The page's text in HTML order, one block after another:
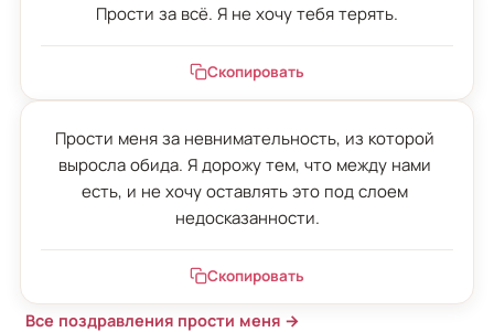
Прости за всё. Я не хочу тебя терять.
Скопировать
Прости меня за невнимательность, из которой
выросла обида. Я дорожу тем, что между нами
есть, и не хочу оставлять это под слоем
недосказанности.
Скопировать
Все поздравления прости меня →